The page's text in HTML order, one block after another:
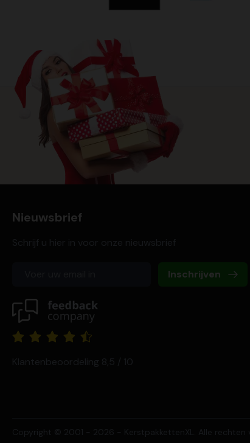
Nieuwsbrief
Schrijf u hier in voor onze nieuwsbrief
Inschrijven
Klantenbeoordeling 8,5 / 10
Copyright © 2001 - 2026 - KerstpakkettenXL. Alle rechten